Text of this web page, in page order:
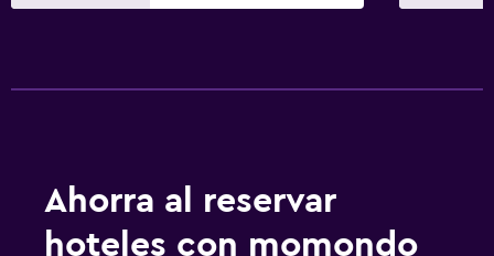
Ahorra al reservar
hoteles con momondo